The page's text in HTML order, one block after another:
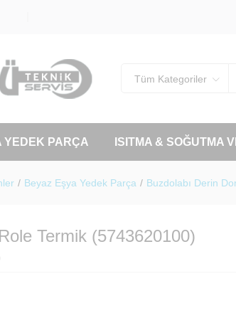
Tüm Kategoriler
YEDEK PARÇA ISITMA & SOĞUTMA
/ Beyaz Eşya Yedek Parça / Buzdolabı Derin
Termik (5743620100)